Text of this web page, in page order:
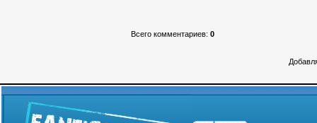
Всего комментариев: 0